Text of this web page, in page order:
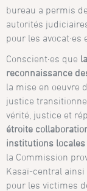
bureau a permis
autorités
pour les avocat·es
Conscient·es que
reconnaissance
la mise en oeuvre
justice
vérité, justice et
étroite
institutions locales
la Commission
Kasaï-central
pour les victimes